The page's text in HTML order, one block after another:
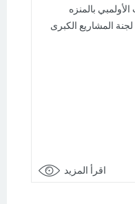
بالمنزه
المشاريع الكبرى
اقرأ المزيد